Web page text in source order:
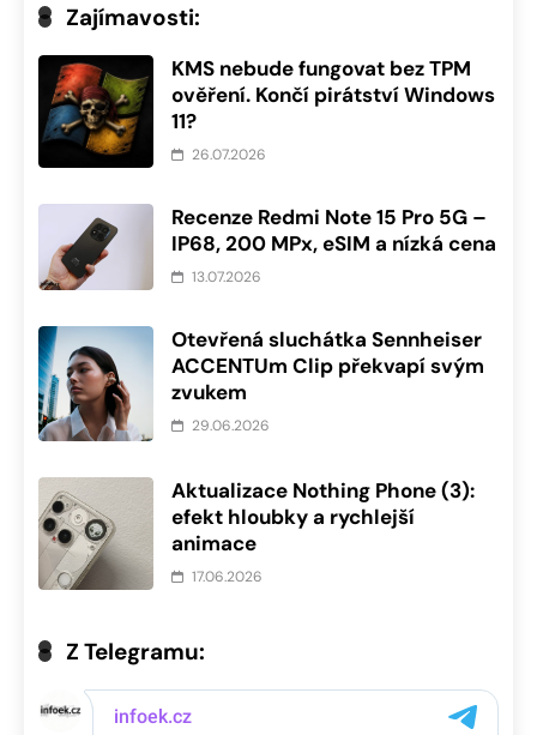
Zajímavosti:
KMS nebude fungovat bez TPM
ověření. Končí pirátství Windows
11?
26.07.2026
Recenze Redmi Note 15 Pro 5G –
IP68, 200 MPx, eSIM a nízká cena
13.07.2026
Otevřená sluchátka Sennheiser
ACCENTUm Clip překvapí svým
zvukem
29.06.2026
Aktualizace Nothing Phone (3):
efekt hloubky a rychlejší
animace
17.06.2026
Z Telegramu: